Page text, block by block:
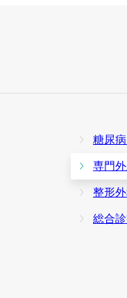
糖尿
専門外
整形
総合